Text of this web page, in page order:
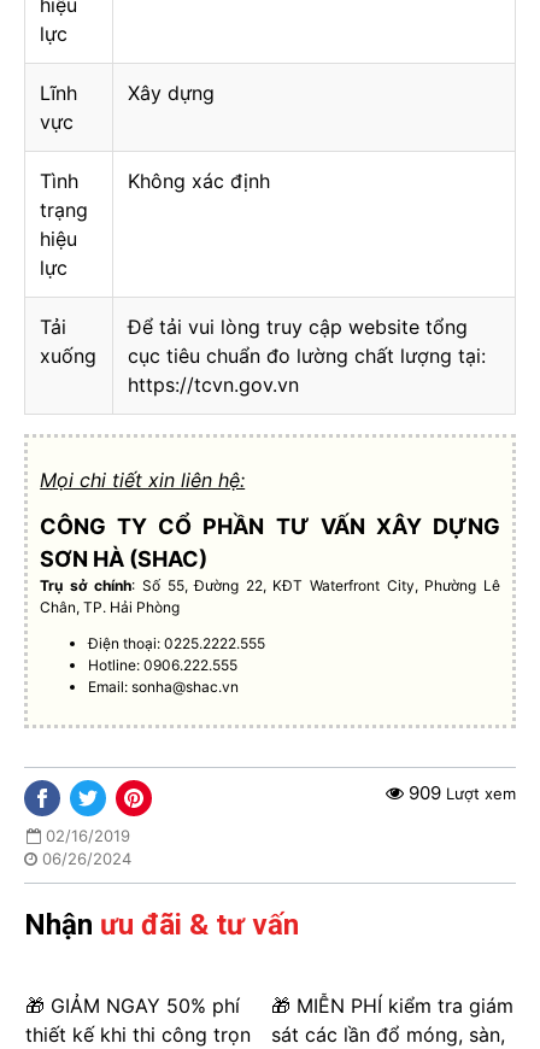
hiệu
lực
Lĩnh
vực
Xây dựng
Tình
trạng
hiệu
lực
Không xác định
Tải
xuống
Để tải vui lòng truy cập website tổng
cục tiêu chuẩn đo lường chất lượng tại:
https://tcvn.gov.vn
Mọi chi tiết xin liên hệ:
CÔNG TY CỔ PHẦN TƯ VẤN XÂY DỰNG
SƠN HÀ (SHAC)
Trụ sở chính: Số 55, Đường 22, KĐT Waterfront City, Phường Lê
Chân, TP. Hải Phòng
Điện thoại: 0225.2222.555
Hotline: 0906.222.555
Email:sonha@shac.vn
02/16/2019
06/26/2024
909 Lượt xem
Nhận ưu đãi & tư vấn
🎁 GIẢM NGAY 50% phí
thiết kế khi thi công trọn
🎁 MIỄN PHÍ kiểm tra giám
sát các lần đổ móng, sàn,